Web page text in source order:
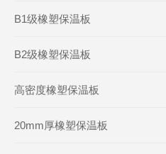
B1级橡塑保温板
B2级橡塑保温板
高密度橡塑保温板
20mm厚橡塑保温板